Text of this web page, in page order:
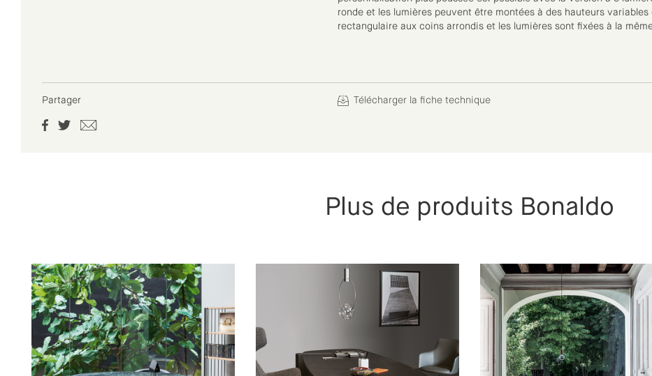
ronde et les lumières peuvent être montées à des hauteurs
rectangulaire aux coins arrondis et les lumières sont fixées à la
Partager Télécharger la fiche technique
Plus de produits Bonaldo